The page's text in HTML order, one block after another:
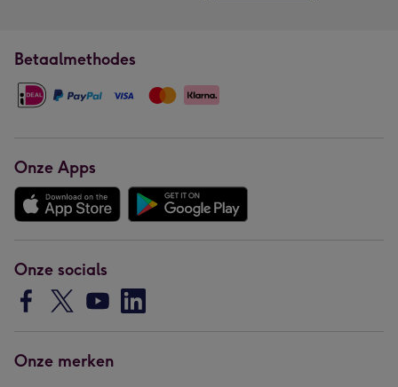
Betaalmethodes
Onze Apps
Onze socials
Onze merken